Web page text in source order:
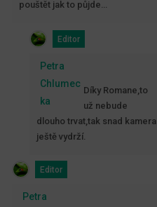
pouštět jak to půjde…
Editor
Petra
Chlumec
ka
Díky Romane,to
už nebude
dlouho trvat,tak snad kamera
ještě vydrží.
Editor
Petra